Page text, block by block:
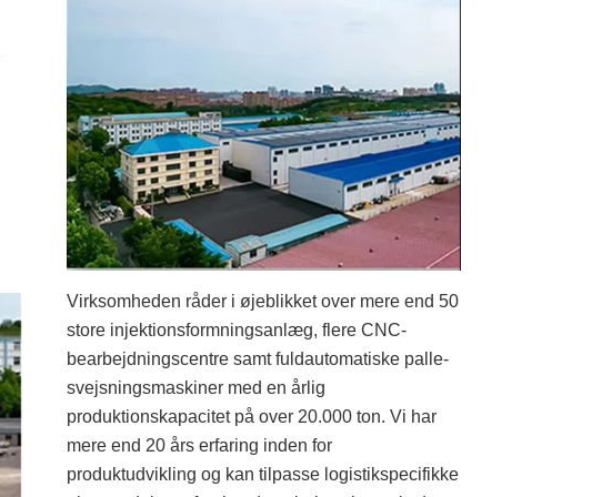
Virksomheden råder i øjeblikket over mere end 50
store injektionsformningsanlæg, flere CNC-
bearbejdningscentre samt fuldautomatiske palle-
svejsningsmaskiner med en årlig
produktionskapacitet på over 20.000 ton. Vi har
mere end 20 års erfaring inden for
produktudvikling og kan tilpasse logistikspecifikke